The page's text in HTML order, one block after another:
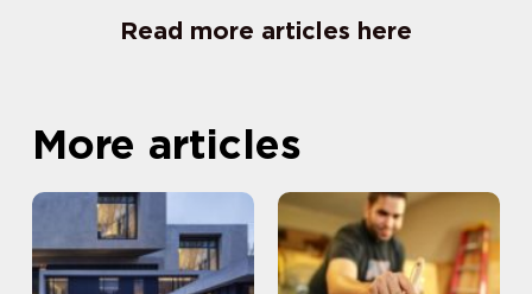
Read more articles here
More articles